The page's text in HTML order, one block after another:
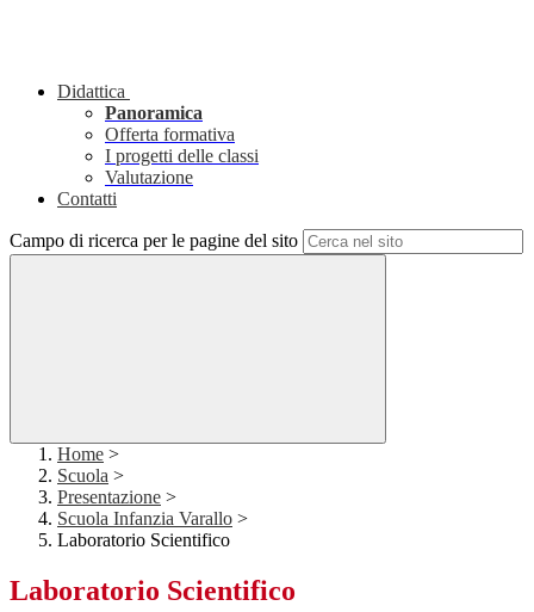
Didattica
Panoramica
Offerta formativa
I progetti delle classi
Valutazione
Contatti
Campo di ricerca per le pagine del sito
Home >
Scuola >
Presentazione >
Scuola Infanzia Varallo >
Laboratorio Scientifico
Laboratorio Scientifico